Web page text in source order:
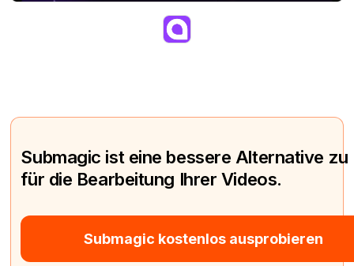
Submagic ist eine bessere Alternative zu
für die Bearbeitung Ihrer Videos.
Submagic kostenlos ausprobieren